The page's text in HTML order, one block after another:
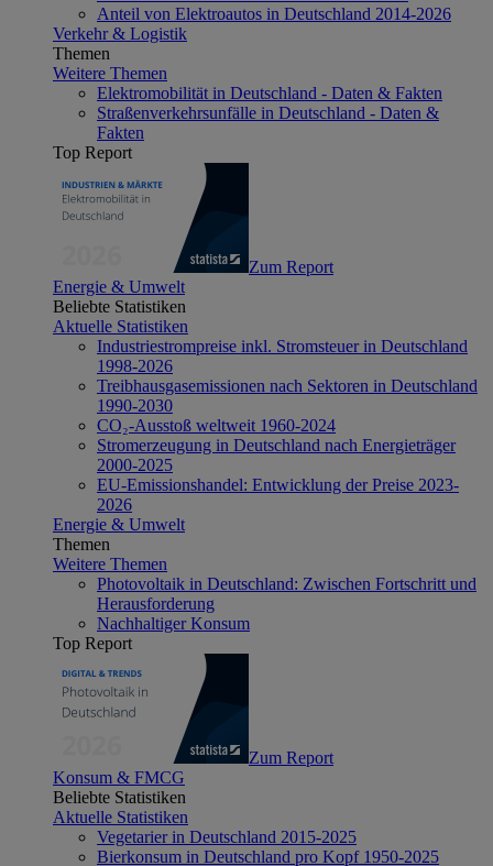
Anteil von Elektroautos in Deutschland 2014-2026
Verkehr & Logistik
Themen
Weitere Themen
Elektromobilität in Deutschland - Daten & Fakten
Straßenverkehrsunfälle in Deutschland - Daten &
Fakten
Top Report
Zum Report
Energie & Umwelt
Beliebte Statistiken
Aktuelle Statistiken
Industriestrompreise inkl. Stromsteuer in Deutschland
1998-2026
Treibhausgasemissionen nach Sektoren in Deutschland
1990-2030
CO₂-Ausstoß weltweit 1960-2024
Stromerzeugung in Deutschland nach Energieträger
2000-2025
EU-Emissionshandel: Entwicklung der Preise 2023-
2026
Energie & Umwelt
Themen
Weitere Themen
Photovoltaik in Deutschland: Zwischen Fortschritt und
Herausforderung
Nachhaltiger Konsum
Top Report
Zum Report
Konsum & FMCG
Beliebte Statistiken
Aktuelle Statistiken
Vegetarier in Deutschland 2015-2025
Bierkonsum in Deutschland pro Kopf 1950-2025